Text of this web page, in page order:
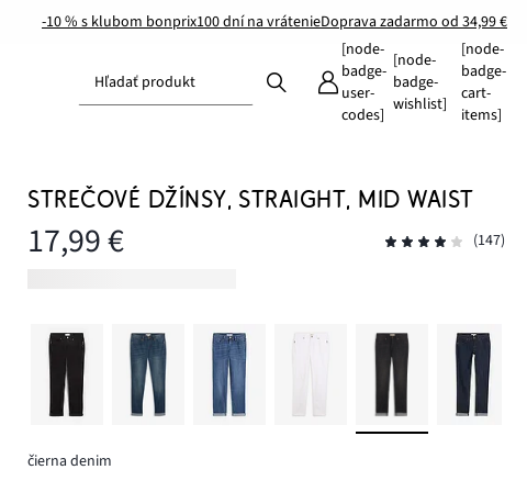
-10 % s klubom bonprix100 dní na vrátenieDoprava zadarmo od 34,99 €
Hľadať produkt
[node-
badge-
user-
codes]
[node-
badge-
wishlist]
[node-
badge-
cart-
items]
STREČOVÉ DŽÍNSY, STRAIGHT, MID WAIST
17,99 € (147)
čierna denim